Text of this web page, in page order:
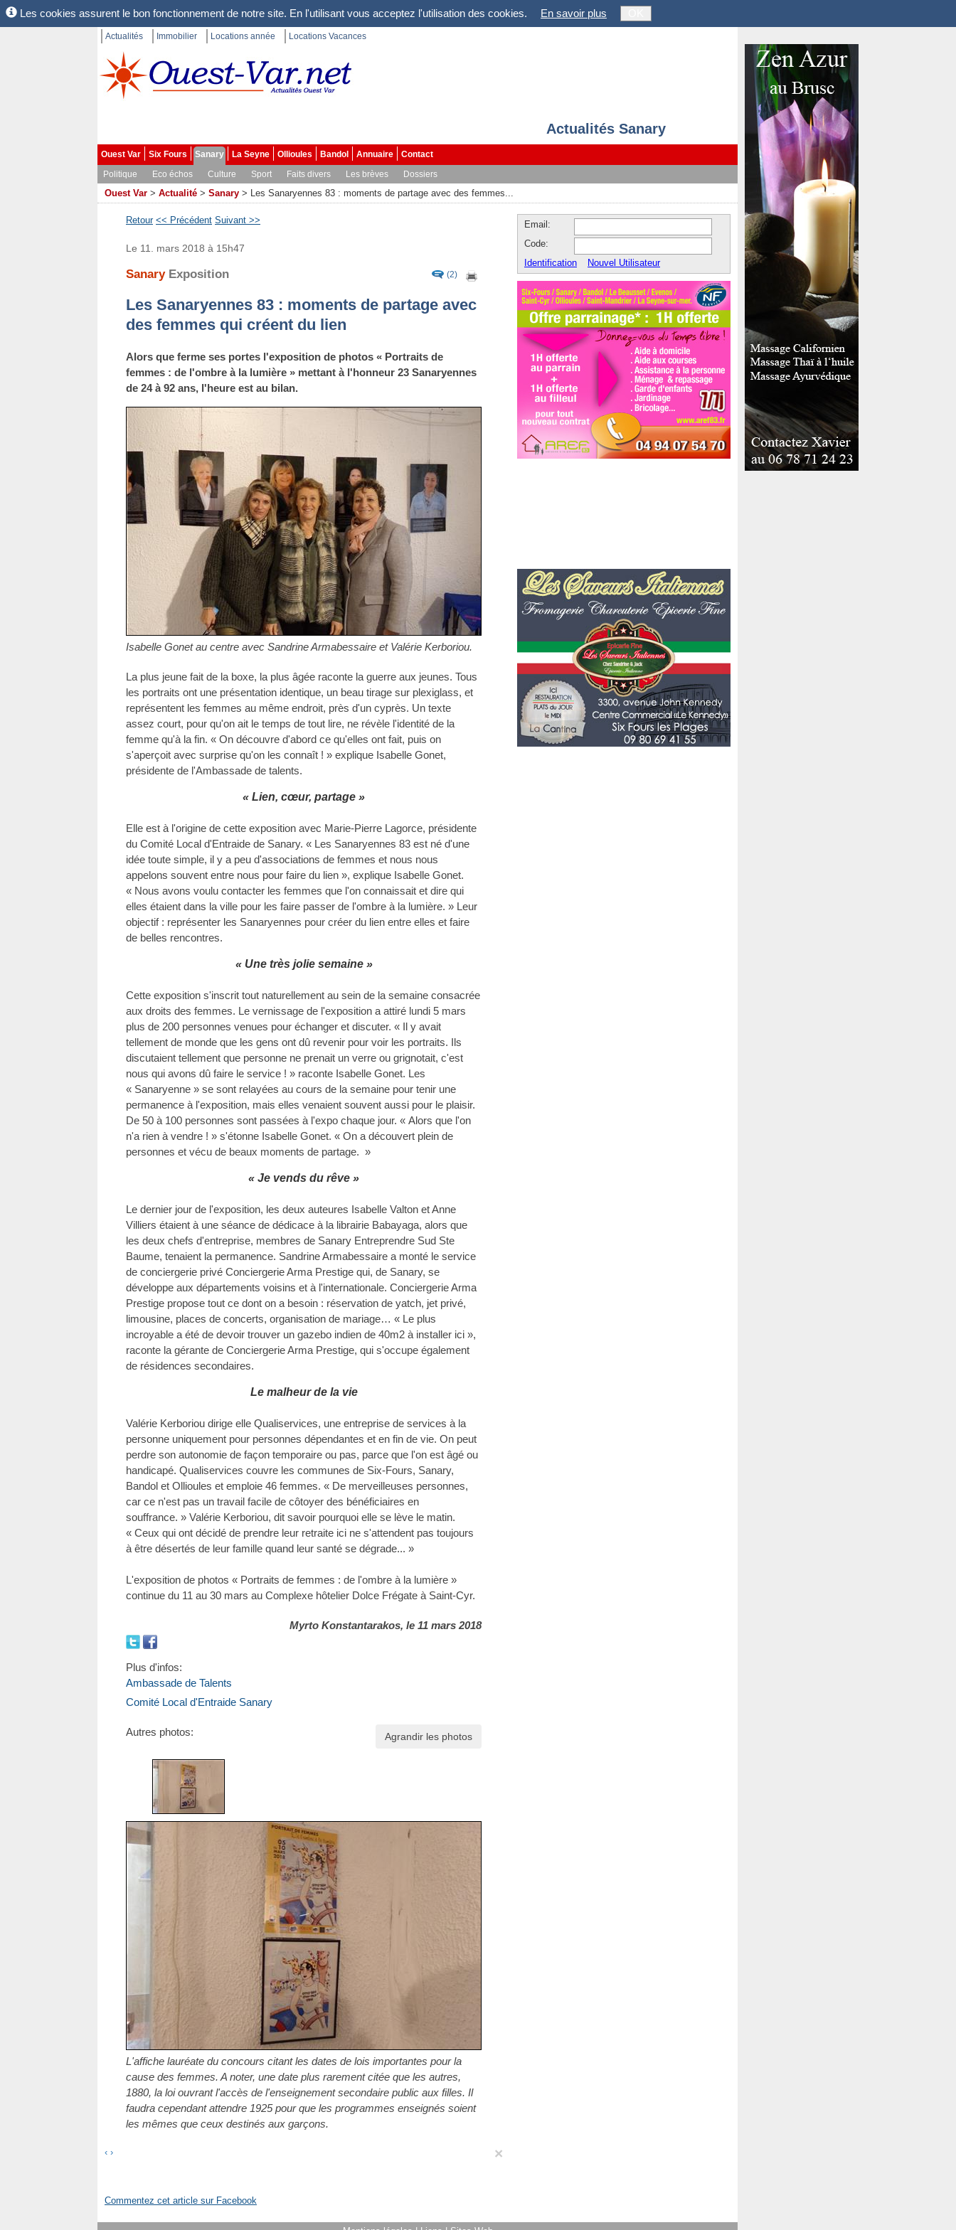
Les cookies assurent le bon fonctionnement de notre site. En l'utilisant vous acceptez l'utilisation des cookies. En savoir plus
Actualités Immobilier Locations année Locations Vacances
Actualités Sanary
Ouest Var Six Fours Sanary La Seyne Ollioules Bandol Annuaire
Contact
Politique
Eco échos Culture Sport Faits divers Les brèves Dossiers
Ouest Var > Actualité > Sanary > Les Sanaryennes 83 : moments de partage avec des femmes...
Retour << Précédent Suivant >>
(2)
Le 11. mars 2018 à 15h47
Sanary Exposition
Les Sanaryennes 83 : moments de partage avec
des femmes qui créent du lien
Alors que ferme ses portes l'exposition de photos « Portraits de
femmes : de l'ombre à la lumière » mettant à l'honneur 23 Sanaryennes
de 24 à 92 ans, l'heure est au bilan.
Isabelle Gonet au centre avec Sandrine Armabessaire et Valérie Kerboriou.
La plus jeune fait de la boxe, la plus âgée raconte la guerre aux jeunes. Tous
les portraits ont une présentation identique, un beau tirage sur plexiglass, et
représentent les femmes au même endroit, près d'un cyprès. Un texte
assez court, pour qu'on ait le temps de tout lire, ne révèle l'identité de la
femme qu'à la fin. « On découvre d'abord ce qu'elles ont fait, puis on
s'aperçoit avec surprise qu'on les connaît ! » explique Isabelle Gonet,
présidente de l'Ambassade de talents.
« Lien, cœur, partage »
Elle est à l'origine de cette exposition avec Marie-Pierre Lagorce, présidente
du Comité Local d'Entraide de Sanary. « Les Sanaryennes 83 est né d'une
idée toute simple, il y a peu d'associations de femmes et nous nous
appelons souvent entre nous pour faire du lien », explique Isabelle Gonet.
« Nous avons voulu contacter les femmes que l'on connaissait et dire qui
elles étaient dans la ville pour les faire passer de l'ombre à la lumière. » Leur
objectif : représenter les Sanaryennes pour créer du lien entre elles et faire
de belles rencontres.
« Une très jolie semaine »
Cette exposition s'inscrit tout naturellement au sein de la semaine consacrée
aux droits des femmes. Le vernissage de l'exposition a attiré lundi 5 mars
plus de 200 personnes venues pour échanger et discuter. « Il y avait
tellement de monde que les gens ont dû revenir pour voir les portraits. Ils
discutaient tellement que personne ne prenait un verre ou grignotait, c'est
nous qui avons dû faire le service ! » raconte Isabelle Gonet. Les
« Sanaryenne » se sont relayées au cours de la semaine pour tenir une
permanence à l'exposition, mais elles venaient souvent aussi pour le plaisir.
De 50 à 100 personnes sont passées à l'expo chaque jour. « Alors que l'on
n'a rien à vendre ! » s'étonne Isabelle Gonet. « On a découvert plein de
personnes et vécu de beaux moments de partage. »
« Je vends du rêve »
Le dernier jour de l'exposition, les deux auteures Isabelle Valton et Anne
Villiers étaient à une séance de dédicace à la librairie Babayaga, alors que
les deux chefs d'entreprise, membres de Sanary Entreprendre Sud Ste
Baume, tenaient la permanence. Sandrine Armabessaire a monté le service
de conciergerie privé Conciergerie Arma Prestige qui, de Sanary, se
développe aux départements voisins et à l'internationale. Conciergerie Arma
Prestige propose tout ce dont on a besoin : réservation de yatch, jet privé,
limousine, places de concerts, organisation de mariage… « Le plus
incroyable a été de devoir trouver un gazebo indien de 40m2 à installer ici »,
raconte la gérante de Conciergerie Arma Prestige, qui s'occupe également
de résidences secondaires.
Le malheur de la vie
Valérie Kerboriou dirige elle Qualiservices, une entreprise de services à la
personne uniquement pour personnes dépendantes et en fin de vie. On peut
perdre son autonomie de façon temporaire ou pas, parce que l'on est âgé ou
handicapé. Qualiservices couvre les communes de Six-Fours, Sanary,
Bandol et Ollioules et emploie 46 femmes. « De merveilleuses personnes,
car ce n'est pas un travail facile de côtoyer des bénéficiaires en
souffrance. » Valérie Kerboriou, dit savoir pourquoi elle se lève le matin.
« Ceux qui ont décidé de prendre leur retraite ici ne s'attendent pas toujours
à être désertés de leur famille quand leur santé se dégrade... »
L'exposition de photos « Portraits de femmes : de l'ombre à la lumière »
continue du 11 au 30 mars au Complexe hôtelier Dolce Frégate à Saint-Cyr.
Myrto Konstantarakos, le 11 mars 2018
Plus d'infos:
Ambassade de Talents
Comité Local d'Entraide Sanary
Agrandir les photos
Autres photos:
L'affiche lauréate du concours citant les dates de lois importantes pour la
cause des femmes. A noter, une date plus rarement citée que les autres,
1880, la loi ouvrant l'accès de l'enseignement secondaire public aux filles. Il
faudra cependant attendre 1925 pour que les programmes enseignés soient
les mêmes que ceux destinés aux garçons.
‹ › ×
Commentez cet article sur Facebook
Email:
Code:
Identification
Nouvel Utilisateur